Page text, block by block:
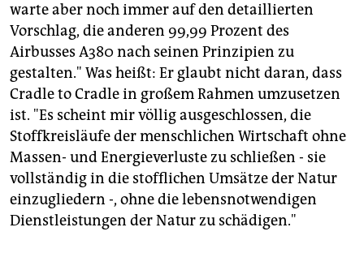
warte aber noch immer auf den detaillierten
Vorschlag, die anderen 99,99 Prozent des
Airbusses A380 nach seinen Prinzipien zu
gestalten." Was heißt: Er glaubt nicht daran, dass
Cradle to Cradle in großem Rahmen umzusetzen
ist. "Es scheint mir völlig ausgeschlossen, die
Stoffkreisläufe der menschlichen Wirtschaft ohne
Massen- und Energieverluste zu schließen - sie
vollständig in die stofflichen Umsätze der Natur
einzugliedern -, ohne die lebensnotwendigen
Dienstleistungen der Natur zu schädigen."